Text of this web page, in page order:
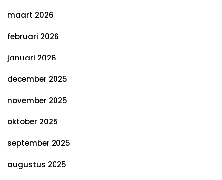
maart 2026
februari 2026
januari 2026
december 2025
november 2025
oktober 2025
september 2025
augustus 2025